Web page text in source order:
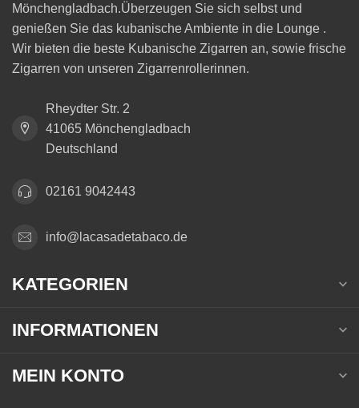
Mönchengladbach.Überzeugen Sie sich selbst und
genießen Sie das kubanische Ambiente in die Lounge .
Wir bieten die beste Kubanische Zigarren an, sowie frische
Zigarren von unseren Zigarrenrollerinnen.
Rheydter Str. 2
41065 Mönchengladbach
Deutschland
02161 9042443
info@lacasadetabaco.de
KATEGORIEN
INFORMATIONEN
MEIN KONTO